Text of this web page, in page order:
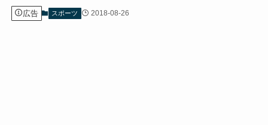
広告 スポーツ 2018-08-26